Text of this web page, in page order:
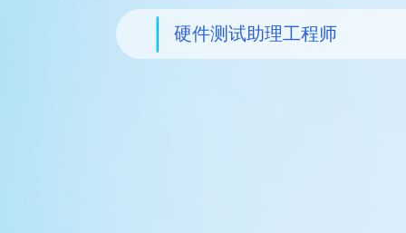
硬件测试助理工程师